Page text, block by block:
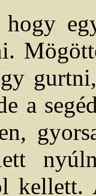
a
kellett.